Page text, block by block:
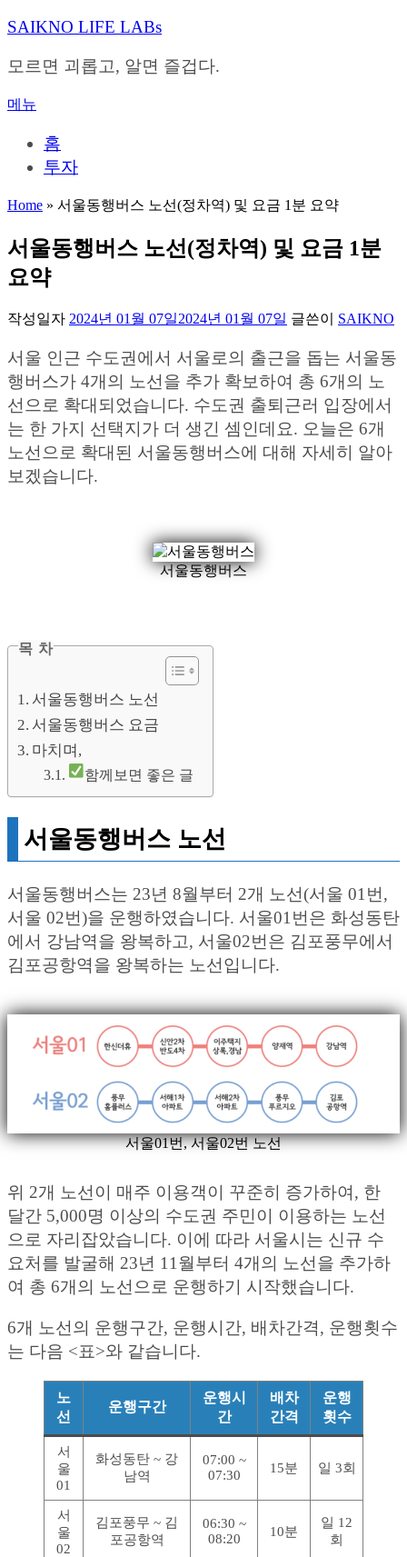
내
으
바
SAIKNO LIFE LABs
모르면 괴롭고, 알면 즐겁다.
메뉴
홈
투자
Home » 서울동행버스 노선(정차역) 및 요금 1분 요약
서울동행버스 노선(정차역) 및 요금 1분
요약
작성일자 2024년 01월 07일2024년 01월 07일 글쓴이 SAIKNO
서울 인근 수도권에서 서울로의 출근을 돕는 서울동
행버스가 4개의 노선을 추가 확보하여 총 6개의 노
선으로 확대되었습니다. 수도권 출퇴근러 입장에서
는 한 가지 선택지가 더 생긴 셈인데요. 오늘은 6개
노선으로 확대된 서울동행버스에 대해 자세히 알아
보겠습니다.
서울동행버스
목 차
서울동행버스 노선
서울동행버스 요금
마치며,
함께보면 좋은 글
서울동행버스 노선
서울동행버스는 23년 8월부터 2개 노선(서울 01번,
서울 02번)을 운행하였습니다. 서울01번은 화성동탄
에서 강남역을 왕복하고, 서울02번은 김포풍무에서
김포공항역을 왕복하는 노선입니다.
서울01번, 서울02번 노선
위 2개 노선이 매주 이용객이 꾸준히 증가하여, 한
달간 5,000명 이상의 수도권 주민이 이용하는 노선
으로 자리잡았습니다. 이에 따라 서울시는 신규 수
요처를 발굴해 23년 11월부터 4개의 노선을 추가하
여 총 6개의 노선으로 운행하기 시작했습니다.
6개 노선의 운행구간, 운행시간, 배차간격, 운행횟수
는 다음 <표>와 같습니다.
노
선
운행구간
운행시
간
배차
간격
운행
횟수
서
울
01
화성동탄 ~ 강
남역
07:00 ~
07:30
15분 일 3회
서
울
02
김포풍무 ~ 김
포공항역
06:30 ~
08:20
10분
일 12
회